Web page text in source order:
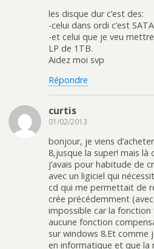
les disque dur c’est des:
-celui dans ordi c’est
-et celui que je veu
LP de 1TB.
Aidez moi svp
Répondre
curtis
01/02/2013
bonjour, je viens
8,jusque la super! mais là
j’avais pour habitude de
avec un ligiciel qui
cd qui me permettait de
crée précédemment
impossible car la fonction
aucune fonction
sur windows 8.Et
en informatique et que la